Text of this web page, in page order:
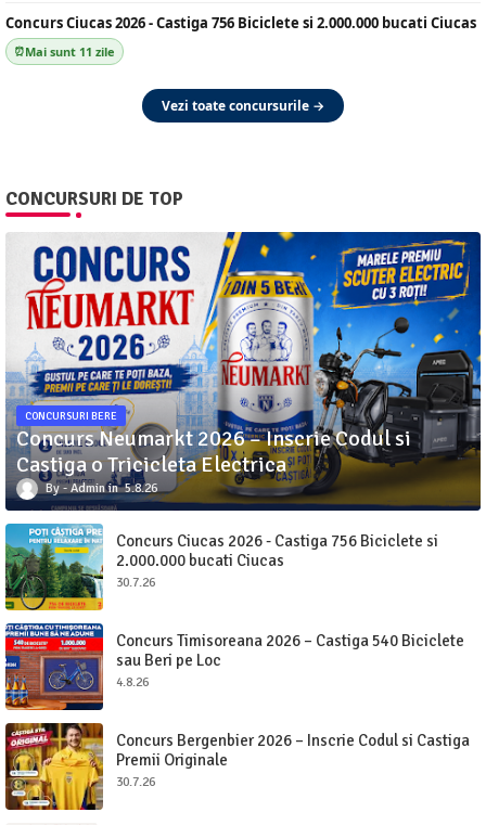
Concurs Ciucas 2026 - Castiga 756 Biciclete si 2.000.000 bucati Ciucas
Mai sunt 11 zile
Vezi toate concursurile →
CONCURSURI DE TOP
CONCURSURI BERE
Concurs Neumarkt 2026 – Inscrie Codul si
Castiga o Tricicleta Electrica
Admin 5.8.26
Concurs Ciucas 2026 - Castiga 756 Biciclete si
2.000.000 bucati Ciucas
30.7.26
Concurs Timisoreana 2026 – Castiga 540 Biciclete
sau Beri pe Loc
4.8.26
Concurs Bergenbier 2026 – Inscrie Codul si Castiga
Premii Originale
30.7.26